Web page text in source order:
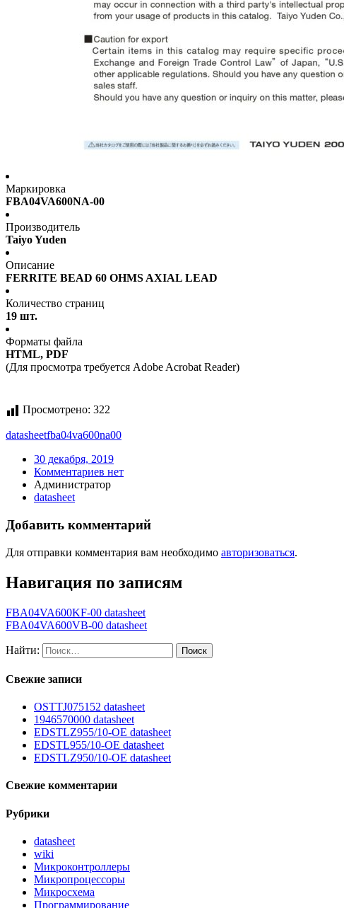
Маркировка
FBA04VA600NA-00
Производитель
Taiyo Yuden
Описание
FERRITE BEAD 60 OHMS AXIAL LEAD
Количество страниц
19 шт.
Форматы файла
HTML, PDF
(Для просмотра требуется Adobe Acrobat Reader)
Просмотрено: 322
datasheetfba04va600na00
30 декабря, 2019
Комментариев нет
Администратор
datasheet
Добавить комментарий
Для отправки комментария вам необходимо авторизоваться.
Навигация по записям
FBA04VA600KF-00 datasheet
FBA04VA600VB-00 datasheet
Найти:
Свежие записи
OSTTJ075152 datasheet
1946570000 datasheet
EDSTLZ955/10-OE datasheet
EDSTL955/10-OE datasheet
EDSTLZ950/10-OE datasheet
Свежие комментарии
Рубрики
datasheet
wiki
Микроконтроллеры
Микропроцессоры
Микросхема
Программирование